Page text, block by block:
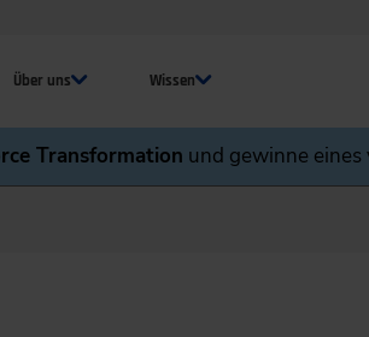
Über uns Wissen
Transformation und gewinne